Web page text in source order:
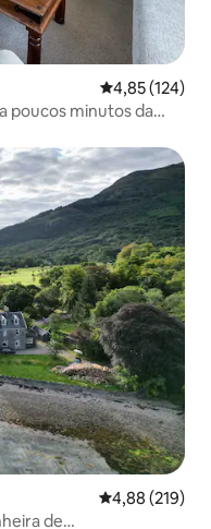
4,85 de uma
4,85 (124)
poucos minutos da
4,88 de uma
4,88 (219)
de